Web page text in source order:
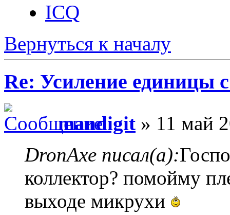
ICQ
Вернуться к началу
Re: Усиление единицы
mandigit » 11 май
DronAxe писал(а):
коллектор? помойму
выходе микрухи